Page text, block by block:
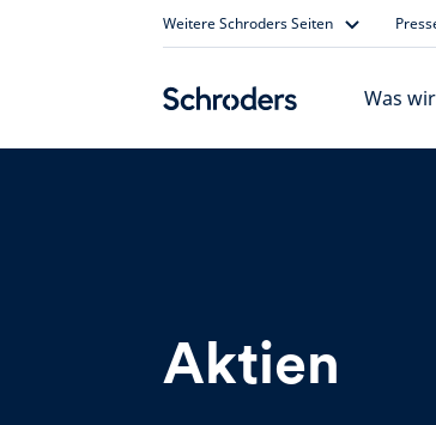
Weitere Schroders Seiten
Was
Aktien